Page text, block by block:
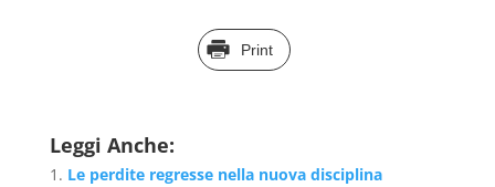
Print
Leggi Anche:
Le perdite regresse nella nuova disciplina